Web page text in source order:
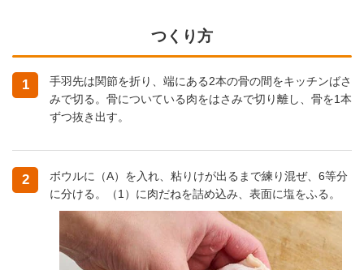
つくり方
1
手羽先は関節を折り、端にある2本の骨の間をキッチンばさ
みで切る。骨についている肉をはさみで切り離し、骨を1本
ずつ抜き出す。
2
ボウルに（A）を入れ、粘りけが出るまで練り混ぜ、6等分
に分ける。（1）に肉だねを詰め込み、表面に塩をふる。